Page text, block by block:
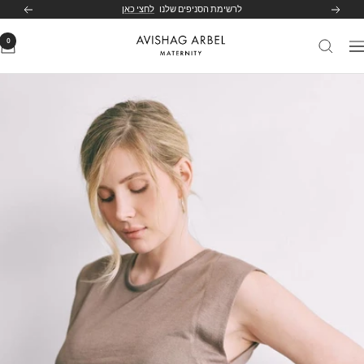
הקודם לרשימת הסניפים שלנו לחצי כאן הבא
ניווט
Avishag
0